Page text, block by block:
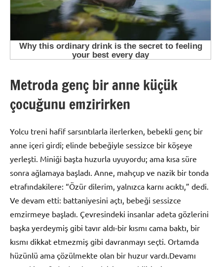
Metroda genç bir anne küçük
çocuğunu emzirirken
Yolcu treni hafif sarsıntılarla ilerlerken, bebekli genç bir
anne içeri girdi; elinde bebeğiyle sessizce bir köşeye
yerleşti. Miniği başta huzurla uyuyordu; ama kısa süre
sonra ağlamaya başladı. Anne, mahçup ve nazik bir tonda
etrafındakilere: “Özür dilerim, yalnızca karnı acıktı,” dedi.
Ve devam etti: battaniyesini açtı, bebeği sessizce
emzirmeye başladı. Çevresindeki insanlar adeta gözlerini
başka yerdeymiş gibi tavır aldı-bir kısmı cama baktı, bir
kısmı dikkat etmezmiş gibi davranmayı seçti. Ortamda
hüzünlü ama çözülmekte olan bir huzur vardı.Devamı